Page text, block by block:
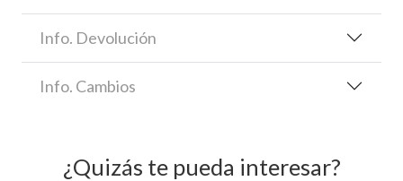
Info. Devolución
Info. Cambios
¿Quizás te pueda interesar?